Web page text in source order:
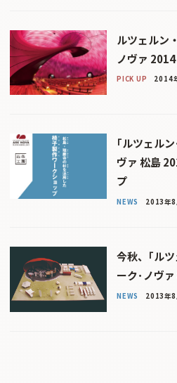
ルツェルン
ノヴァ
PICK UP 2014
｢ルツェル
ヴァ 松島
プ
NEWS 2013年8
今秋、｢ル
ーク･ノヴ
NEWS 2013年8